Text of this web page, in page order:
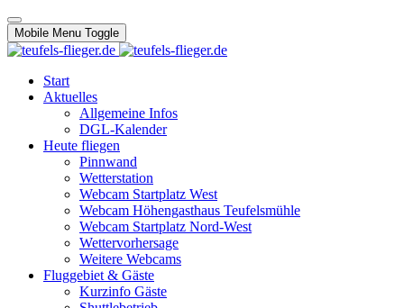
Mobile Menu Toggle
Start
Aktuelles
Allgemeine Infos
DGL-Kalender
Heute fliegen
Pinnwand
Wetterstation
Webcam Startplatz West
Webcam Höhengasthaus Teufelsmühle
Webcam Startplatz Nord-West
Wettervorhersage
Weitere Webcams
Fluggebiet & Gäste
Kurzinfo Gäste